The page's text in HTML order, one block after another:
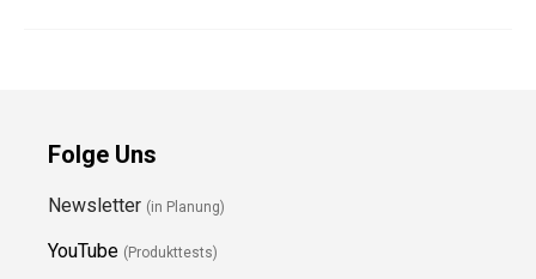
Folge Uns
Newsletter (in Planung)
YouTube (Produkttests)